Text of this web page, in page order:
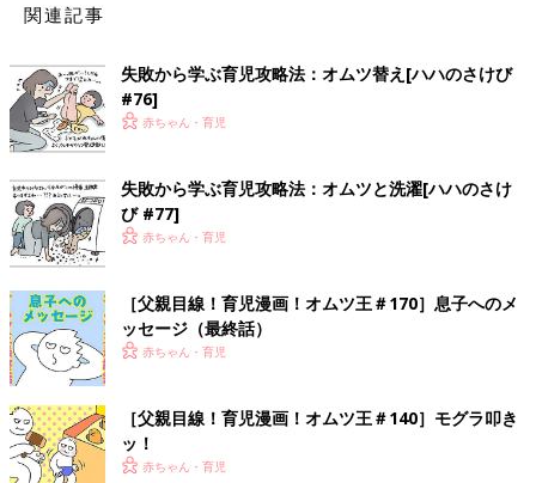
関連記事
失敗から学ぶ育児攻略法：オムツ替え[ハハのさけび
#76]
赤ちゃん・育児
失敗から学ぶ育児攻略法：オムツと洗濯[ハハのさけ
び #77]
赤ちゃん・育児
［父親目線！育児漫画！オムツ王＃170］息子へのメ
ッセージ（最終話）
赤ちゃん・育児
［父親目線！育児漫画！オムツ王＃140］モグラ叩き
ッ！
赤ちゃん・育児